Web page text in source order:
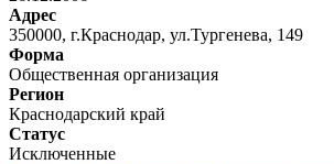
Адрес
350000, г.Краснодар, ул.Тургенева, 149
Форма
Общественная организация
Регион
Краснодарский край
Статус
Исключенные